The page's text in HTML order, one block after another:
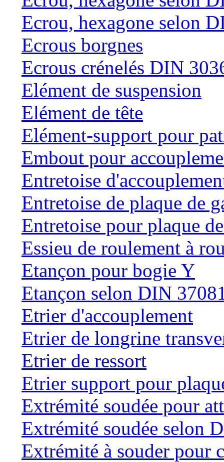
Ecrou, hexagone selon
Ecrous borgnes
Ecrous crénelés DIN
Elément de suspension
Elément de tête
Elément-support pour
Embout pour
Entretoise
Entretoise de plaque de
Entretoise pour plaque
Essieu de roulement à
Etançon pour bogie Y
Etançon selon DIN
Etrier d'accouplement
Etrier de longrine
Etrier de ressort
Etrier support pour
Extrémité soudée pour
Extrémité soudée selon
Extrémité à souder pour